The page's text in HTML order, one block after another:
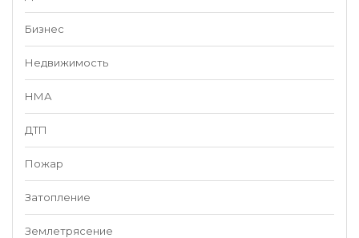
Бизнес
Недвижимость
НМА
ДТП
Пожар
Затопление
Землетрясение